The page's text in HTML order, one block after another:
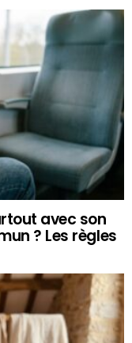
avec son
? Les règles